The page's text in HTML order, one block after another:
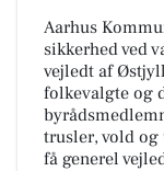
Aarhus
sikkerhed ved
vejledt af
folkevalgte og
trusler, vold og
få generel